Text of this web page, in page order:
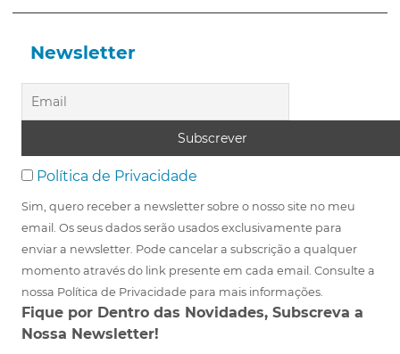
Newsletter
Política de Privacidade
Sim, quero receber a newsletter sobre o nosso site no meu
email. Os seus dados serão usados exclusivamente para
enviar a newsletter. Pode cancelar a subscrição a qualquer
momento através do link presente em cada email. Consulte a
nossa Política de Privacidade para mais informações.
Fique por Dentro das Novidades, Subscreva a
Nossa Newsletter!